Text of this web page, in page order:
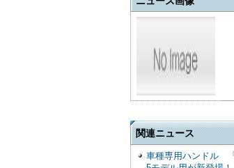
関連ニュース
車種専用ハンドル